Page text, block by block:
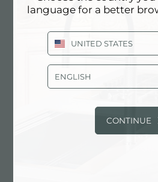
language for a better
UNITED STATES
ENGLISH
CONTINUE